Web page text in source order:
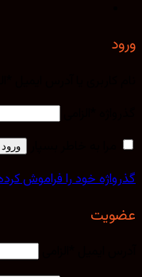
مرا به خاطر بسپار
خود را فراموش کرده اید؟